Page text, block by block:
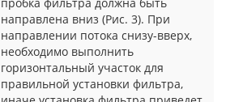
направлена вниз (Рис. 3). При
направлении потока снизу-вверх,
необходимо выполнить
горизонтальный участок для
правильной установки фильтра,